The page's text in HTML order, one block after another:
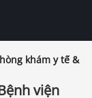
khám y tế &
viện